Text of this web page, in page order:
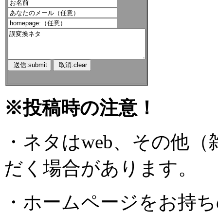
※投稿時の注意！
・ネタはweb、その他
だく場合があります。
・ホームページをお持